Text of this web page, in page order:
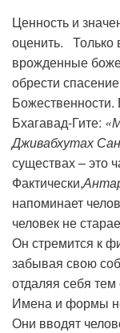
Ценность и
оценить. Только
врожденные
обрести
Божественности.
Бхагавад-Гите:
Дживабхутах
существах – это
Фактически,
напоминает
человек не
Он стремится к
забывая свою
отдаляя себя
Имена и формы
Они вводят